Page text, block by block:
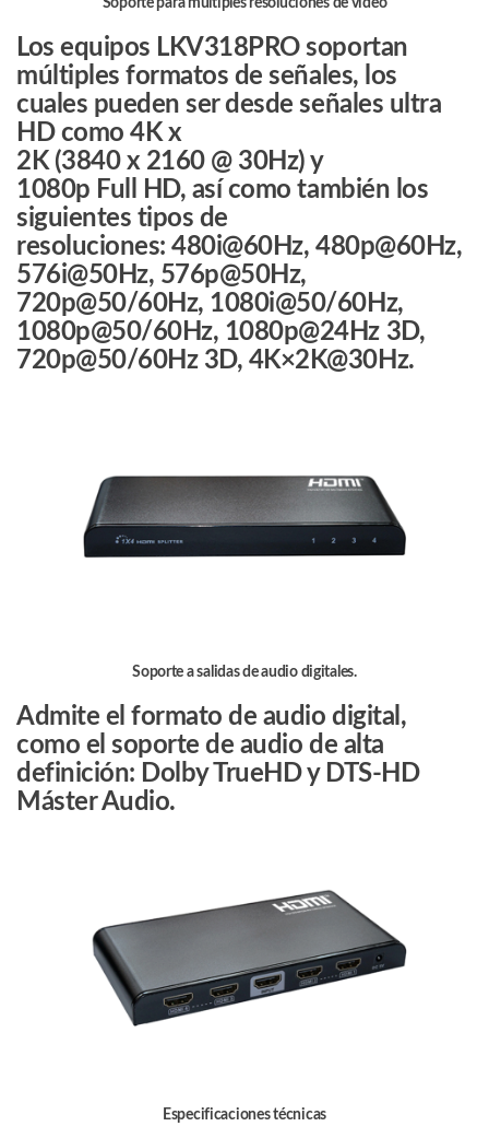
30Hz/
Soporta
3D/
Distancia
de
conexión
a
30
Metros
en
Entrada
y
25
Metros
en
Alta
Definición/
cantidad
Soporte para múltiples resoluciones de video
Los equipos LKV318PRO soportan
múltiples formatos de señales, los
cuales pueden ser desde señales ultra
HD como 4K x
2K (3840 x 2160 @ 30Hz) y
1080p Full HD, así como también los
siguientes tipos de
resoluciones: 480i@60Hz, 480p@60Hz,
576i@50Hz, 576p@50Hz,
720p@50/60Hz, 1080i@50/60Hz,
1080p@50/60Hz, 1080p@24Hz 3D,
720p@50/60Hz 3D, 4K×2K@30Hz.
Soporte a salidas de audio digitales.
Admite el formato de audio digital,
como el soporte de audio de alta
definición: Dolby TrueHD y DTS-HD
Máster Audio.
Especificaciones técnicas